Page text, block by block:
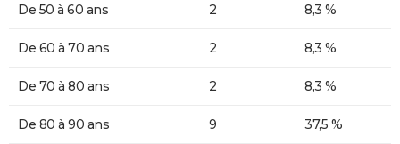
De 50 à 60 ans 2 8,3 %
De 60 à 70 ans 2 8,3 %
De 70 à 80 ans 2 8,3 %
De 80 à 90 ans 9 37,5 %